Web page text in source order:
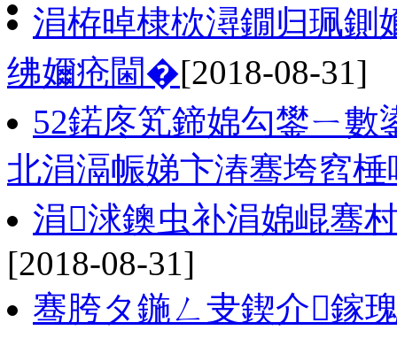
涓栫晫棣栨潯鐗归珮鍘
绋嬭疮閫�[2018-08-31]
52鍩庝笂鍗婂勾鐢ㄧ
北涓滆帪娣卞湷骞垮窞棰
涓浗鐭虫补涓婂崐骞
[2018-08-31]
骞胯タ鍦ㄥ叏鍥介鎵